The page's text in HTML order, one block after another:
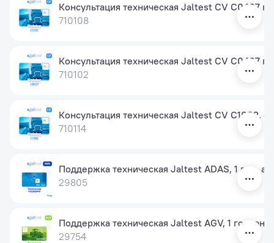
Консультация техническая Jaltest CV C0407
710108
Консультация техническая Jaltest CV C0407
710102
Консультация техническая Jaltest CV C1002,
710114
Поддержка техническая Jaltest ADAS, 1 год,
29805
Поддержка техническая Jaltest AGV, 1 год,
29754